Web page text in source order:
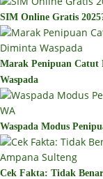
SIM Online Gratis
Marak Penipuan Catut
Waspada
Waspada Modus
Cek Fakta: Tidak